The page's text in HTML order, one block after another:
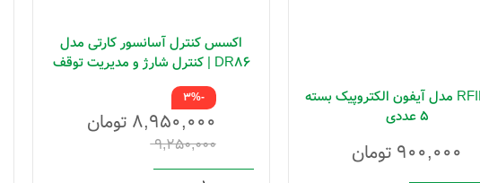
تگ RFID مدل آیفون الکتروپیک بسته
5 عددی
۹۰۰,۰۰۰ تومان
اکسس کنترل آسانسور کارتی مدل
DR86 | کنترل شارژ و مدیریت توقف
۹,۲۵۰,۰۰۰
۸,۹۵۰,۰۰۰ تومان
-3%